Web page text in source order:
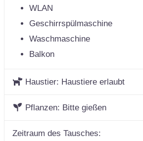
WLAN
Geschirrspülmaschine
Waschmaschine
Balkon
Haustier: Haustiere erlaubt
Pflanzen: Bitte gießen
Zeitraum des Tausches: